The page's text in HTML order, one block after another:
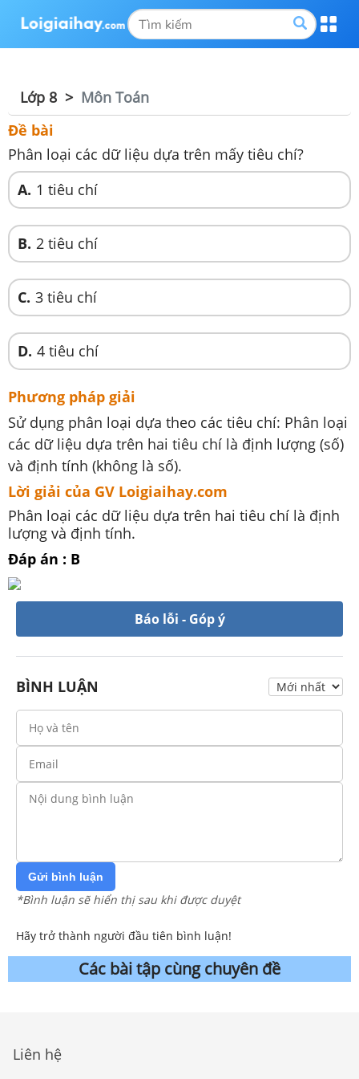
Lớp 8
Môn Toán
Đề bài
Phân loại các dữ liệu dựa trên mấy tiêu chí?
A. 1 tiêu chí
B. 2 tiêu chí
C. 3 tiêu chí
D. 4 tiêu chí
Phương pháp giải
Sử dụng phân loại dựa theo các tiêu chí: Phân loại
các dữ liệu dựa trên hai tiêu chí là định lượng (số)
và định tính (không là số).
Lời giải của GV Loigiaihay.com
Phân loại các dữ liệu dựa trên hai tiêu chí là định
lượng và định tính.
Đáp án : B
Báo lỗi - Góp ý
BÌNH LUẬN
Gửi bình luận
*Bình luận sẽ hiển thị sau khi được duyệt
Hãy trở thành người đầu tiên bình luận!
Các bài tập cùng chuyên đề
Liên hệ